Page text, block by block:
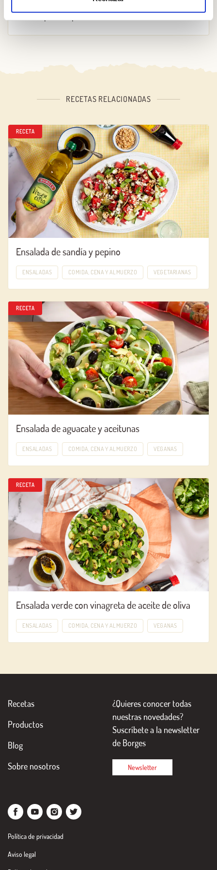
cocina para empezar!
RECETAS RELACIONADAS
RECETA
Ensalada de sandía y pepino
ENSALADAS COMIDA, CENA Y ALMUERZO VEGETARIANAS
RECETA
Ensalada de aguacate y aceitunas
ENSALADAS COMIDA, CENA Y ALMUERZO VEGANAS
RECETA
Ensalada verde con vinagreta de aceite de oliva
ENSALADAS COMIDA, CENA Y ALMUERZO VEGANAS
Recetas
Productos
Blog
Sobre nosotros
¿Quieres conocer todas
nuestras novedades?
Suscríbete a la newsletter
de Borges
Newsletter
Política de privacidad
Aviso legal